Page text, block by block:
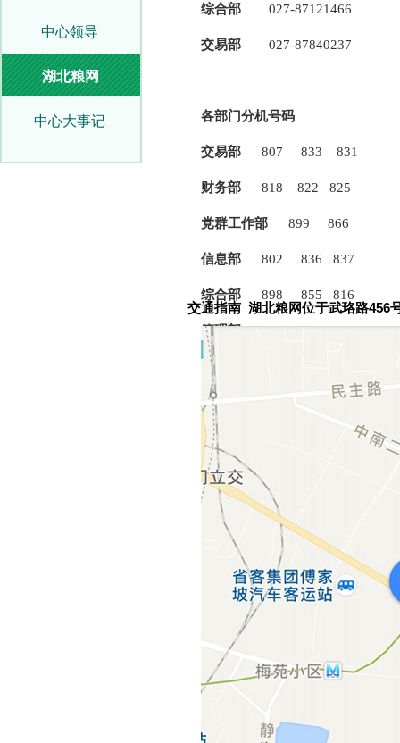
中心领导
湖北粮网
中心大事记
综合部 027-87121466
交易部 027-87840237
各部门分机号码
交易部 807 833 831
财务部 818 822 825
党群工作部 899 866
信息部 802 836 837
综合部 898 855 816
管理部 868
交通指南 湖北粮网位于武珞路456